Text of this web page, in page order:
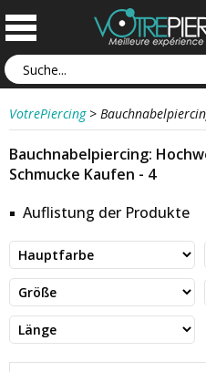
VotrePiercing >
Bauchnabelpiercing:
Schmucke Kaufen - 4
Auflistung der Produkte